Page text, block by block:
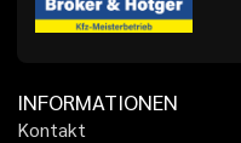
INFORMATIONEN
Kontakt